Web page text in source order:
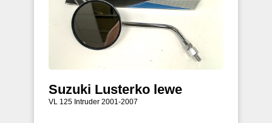
Suzuki Lusterko lewe
VL 125 Intruder 2001-2007